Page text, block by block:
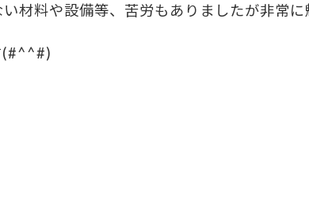
材料や設備等、苦労もありましたが非常に
(#^^#)